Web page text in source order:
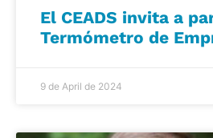
El CEADS invita a
Termómetro de
9 de April de 2024